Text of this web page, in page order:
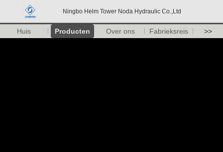
Ningbo Helm Tower Noda Hydraulic Co.,Ltd
Huis Producten Over ons Fabrieksreis >>